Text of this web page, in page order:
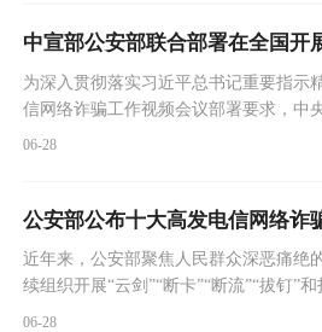
为深入贯彻落实习近平总书记重要指示
信网络诈骗工作视频会议部署要求，中
日联合启动以“警惕诈骗新手法，不做电
浓厚氛围。
06-28
公安部公布十大高发电信网络诈
近年来，公安部聚焦人民群众深恶痛绝
续组织开展“云剑”“断卡”“断流”“拔钉”
06-28